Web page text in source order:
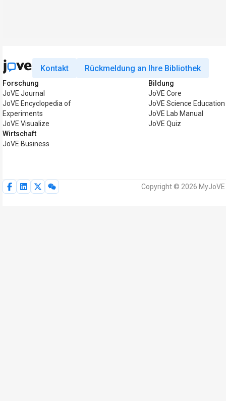
Kontakt Rückmeldung an Ihre Bibliothek
Forschung
JoVE Journal
JoVE Encyclopedia of
Experiments
JoVE Visualize
Wirtschaft
JoVE Business
Bildung
JoVE Core
JoVE Science Education
JoVE Lab Manual
JoVE Quiz
Copyright © 2026